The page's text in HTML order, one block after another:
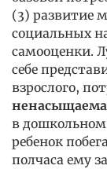
(3) развитие
социальных
самооценки.
себе
взрослого,
ненасыщаема
в дошкольном
ребенок
полчаса ему